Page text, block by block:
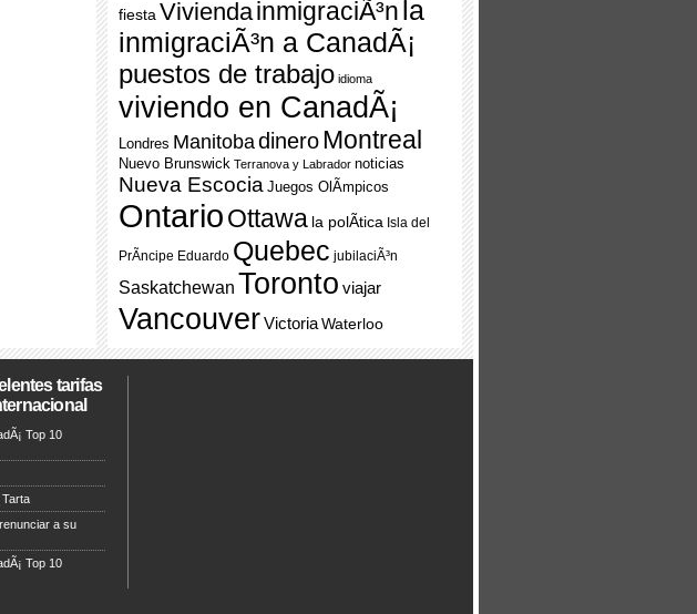
fiesta ViviendainmigraciÃ³nla
inmigraciÃ³n a CanadÃ¡
puestos de trabajo idioma
viviendo en CanadÃ¡
Londres ManitobadineroMontreal
Nuevo Brunswick Terranova y Labrador noticias
Nueva Escocia Juegos OlÃ­mpicos
OntarioOttawa la polÃ­tica Isla del
PrÃ­ncipe Eduardo Quebec jubilaciÃ³n
Saskatchewan Toronto viajar
VancouverVictoria Waterloo
tarifas
Top 10
a su
Top 10